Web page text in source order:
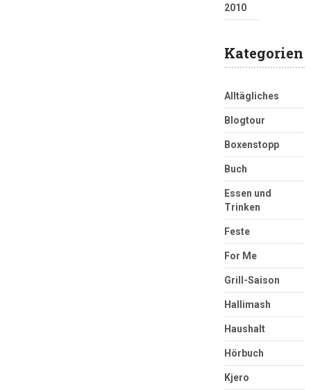
2010
Kategorien
Alltägliches
Blogtour
Boxenstopp
Buch
Essen und
Trinken
Feste
For Me
Grill-Saison
Hallimash
Haushalt
Hörbuch
Kjero